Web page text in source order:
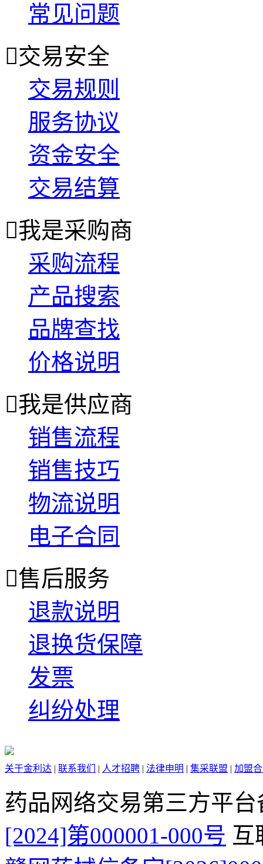
常见问题
交易安全
交易规则
服务协议
资金安全
交易结算
我是采购商
采购流程
产品搜索
品牌查找
价格说明
我是供应商
销售流程
销售技巧
物流说明
电子合同
售后服务
退款说明
退换货保障
发票
纠纷处理
关于金利达 | 联系我们 | 人才招聘 | 法律申明 | 集采联盟 | 加盟
药品网络交易第三方平
[2024]第000001-000号 互